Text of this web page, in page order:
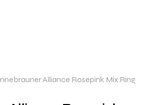
Alliance Rosepink Mix Ring